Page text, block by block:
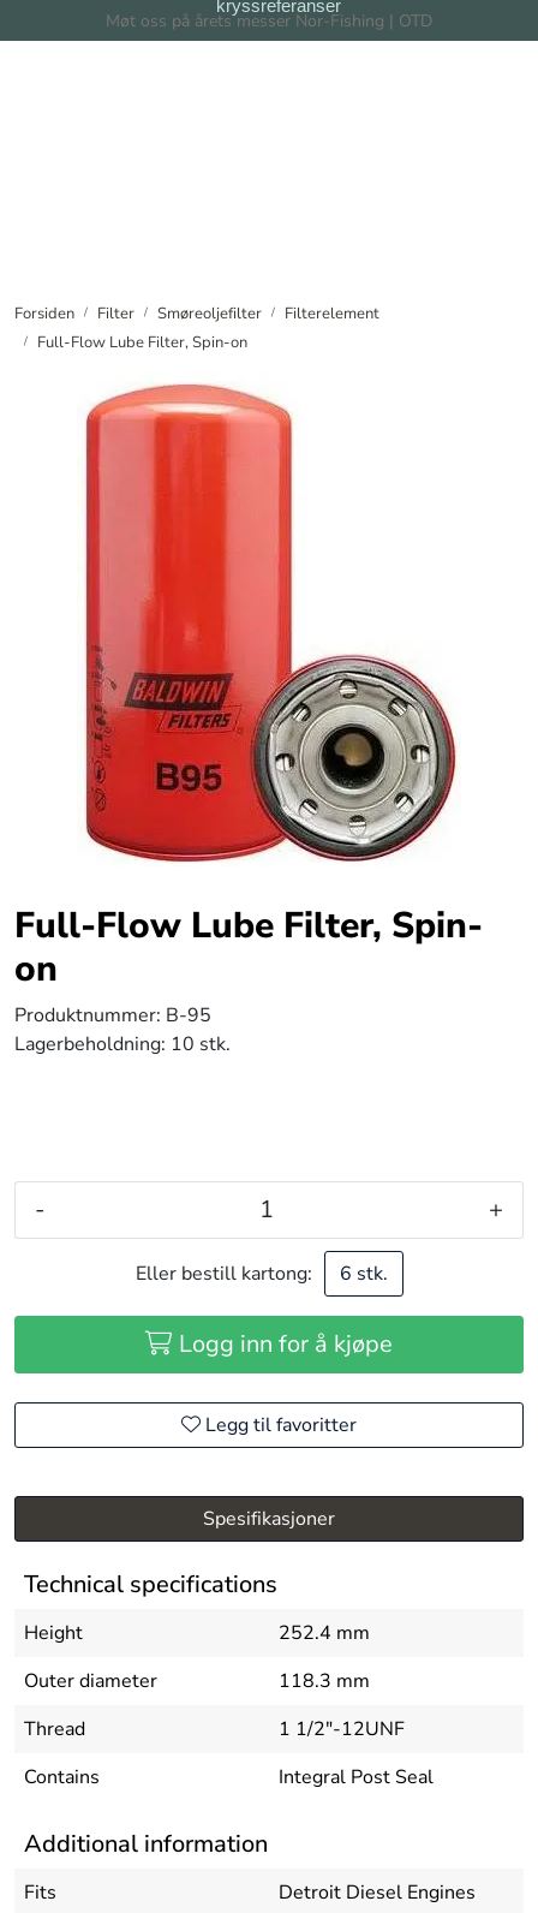
Skip to main contentMøt oss på årets messer Nor-Fishing | OTD
kryssreferanser
Forsiden Filter Smøreoljefilter
Filterelement
Full-Flow Lube Filter, Spin-on
Full-Flow Lube Filter, Spin-
on
Produktnummer: B-95
Lagerbeholdning: 10 stk.
- +
Eller bestill kartong: 6 stk.
Logg inn for å kjøpe
Legg til favoritter
Spesifikasjoner
Technical specifications
Height
252.4 mm
Outer diameter
118.3 mm
Thread
1 1/2"-12UNF
Contains
Integral Post Seal
Additional information
Fits
Detroit Diesel Engines